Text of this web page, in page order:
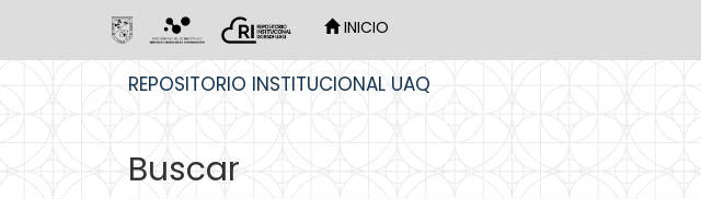
INICIO
REPOSITORIO INSTITUCIONAL UAQ
Buscar